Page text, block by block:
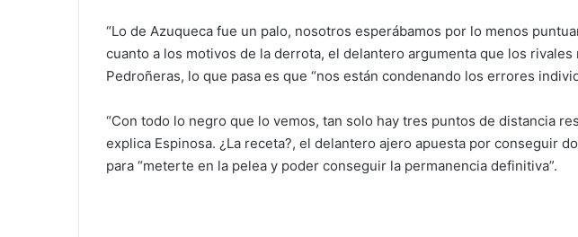
“Lo de Azuqueca fue un palo, nosotros esperábamos por lo menos
cuanto a los motivos de la derrota, el delantero argumenta que los
Pedroñeras, lo que pasa es que “nos están condenando los errores
“Con todo lo negro que lo vemos, tan solo hay tres puntos de distancia
explica Espinosa. ¿La receta?, el delantero ajero apuesta por conseguir
para “meterte en la pelea y poder conseguir la permanencia definitiva”.